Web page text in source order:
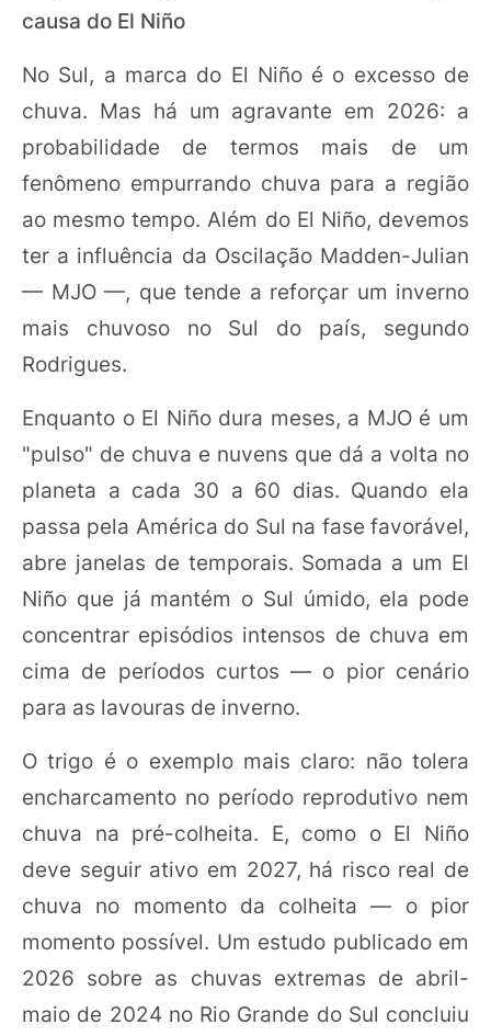
causa do El Niño
No Sul, a marca do El Niño é o excesso de
chuva. Mas há um agravante em 2026: a
probabilidade de termos mais de um
fenômeno empurrando chuva para a região
ao mesmo tempo. Além do El Niño, devemos
ter a influência da Oscilação Madden-Julian
— MJO —, que tende a reforçar um inverno
mais chuvoso no Sul do país, segundo
Rodrigues.
Enquanto o El Niño dura meses, a MJO é um
"pulso" de chuva e nuvens que dá a volta no
planeta a cada 30 a 60 dias. Quando ela
passa pela América do Sul na fase favorável,
abre janelas de temporais. Somada a um El
Niño que já mantém o Sul úmido, ela pode
concentrar episódios intensos de chuva em
cima de períodos curtos — o pior cenário
para as lavouras de inverno.
O trigo é o exemplo mais claro: não tolera
encharcamento no período reprodutivo nem
chuva na pré-colheita. E, como o El Niño
deve seguir ativo em 2027, há risco real de
chuva no momento da colheita — o pior
momento possível. Um estudo publicado em
2026 sobre as chuvas extremas de abril-
maio de 2024 no Rio Grande do Sul concluiu